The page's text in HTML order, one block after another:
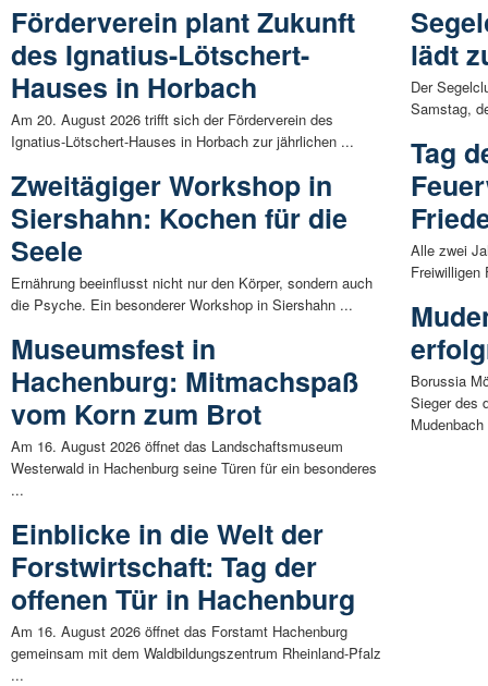
Förderverein plant Zukunft
des Ignatius-Lötschert-
Hauses in Horbach
Am 20. August 2026 trifft sich der Förderverein des
Ignatius-Lötschert-Hauses in Horbach zur jährlichen ...
Zweitägiger Workshop in
Siershahn: Kochen für die
Seele
Ernährung beeinflusst nicht nur den Körper, sondern auch
die Psyche. Ein besonderer Workshop in Siershahn ...
Museumsfest in
Hachenburg: Mitmachspaß
vom Korn zum Brot
Am 16. August 2026 öffnet das Landschaftsmuseum
Westerwald in Hachenburg seine Türen für ein besonderes
...
Einblicke in die Welt der
Forstwirtschaft: Tag der
offenen Tür in Hachenburg
Am 16. August 2026 öffnet das Forstamt Hachenburg
gemeinsam mit dem Waldbildungszentrum Rheinland-Pfalz
...
lädt
Der
Samstag,
Tag
Alle zwei
Freiwilligen
Borussia
Sieger des